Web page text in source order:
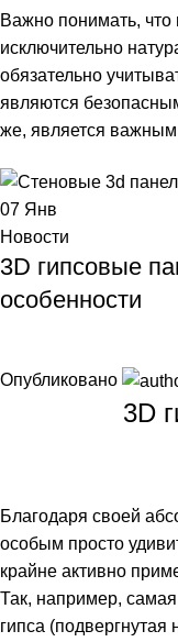
Важно понимать, что
исключительно
обязательно
являются
же, является
07 Янв
Новости
3D гипсовые
особенности
Опубликовано
3D
Благодаря своей
особым просто
крайне активно
Так, например,
гипса